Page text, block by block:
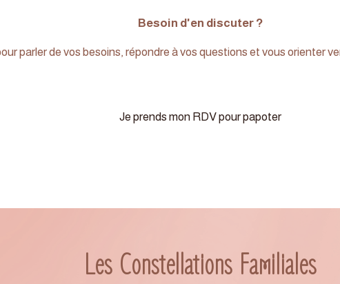
Besoin d'en discuter ?
parler de vos besoins, répondre à vos questions et vous orienter
Je prends mon RDV pour papoter
Les Constellations Familiales